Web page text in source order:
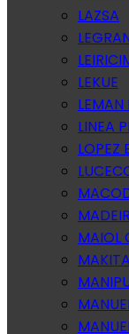
LAZSA
LEKUE
LEMAN
LINEA
LOPEZ
MAIOL